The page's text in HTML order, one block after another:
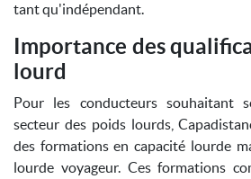
tant qu'indépendant.
Importance des
lourd
Pour les conducteurs souhaitant
secteur des poids lourds,
des formations en capacité lourde
lourde voyageur. Ces formations